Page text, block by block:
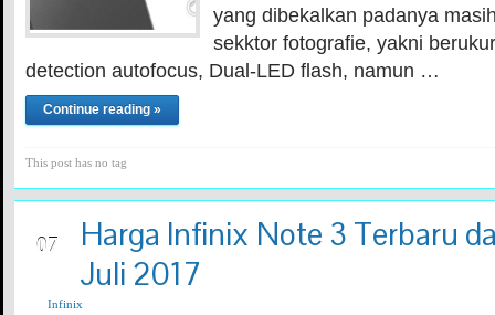
yang dibekalkan padanya
sekktor fotografie, yakni
detection autofocus, Dual-LED flash, namun …
Continue reading »
This post has no tag
07
Harga Infinix Note 3 Terbaru
Juli 2017
Infinix